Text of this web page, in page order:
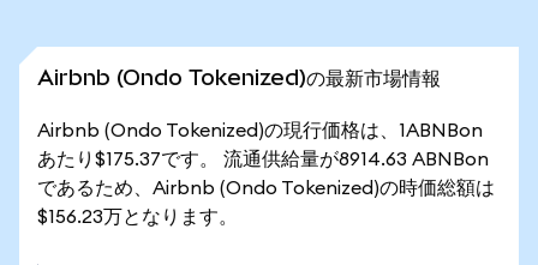
Airbnb (Ondo Tokenized)の最新市場情報
Airbnb (Ondo Tokenized)の現行価格は、1ABNBon
あたり$175.37です。 流通供給量が8914.63 ABNBon
であるため、Airbnb (Ondo Tokenized)の時価総額は
$156.23万となります。